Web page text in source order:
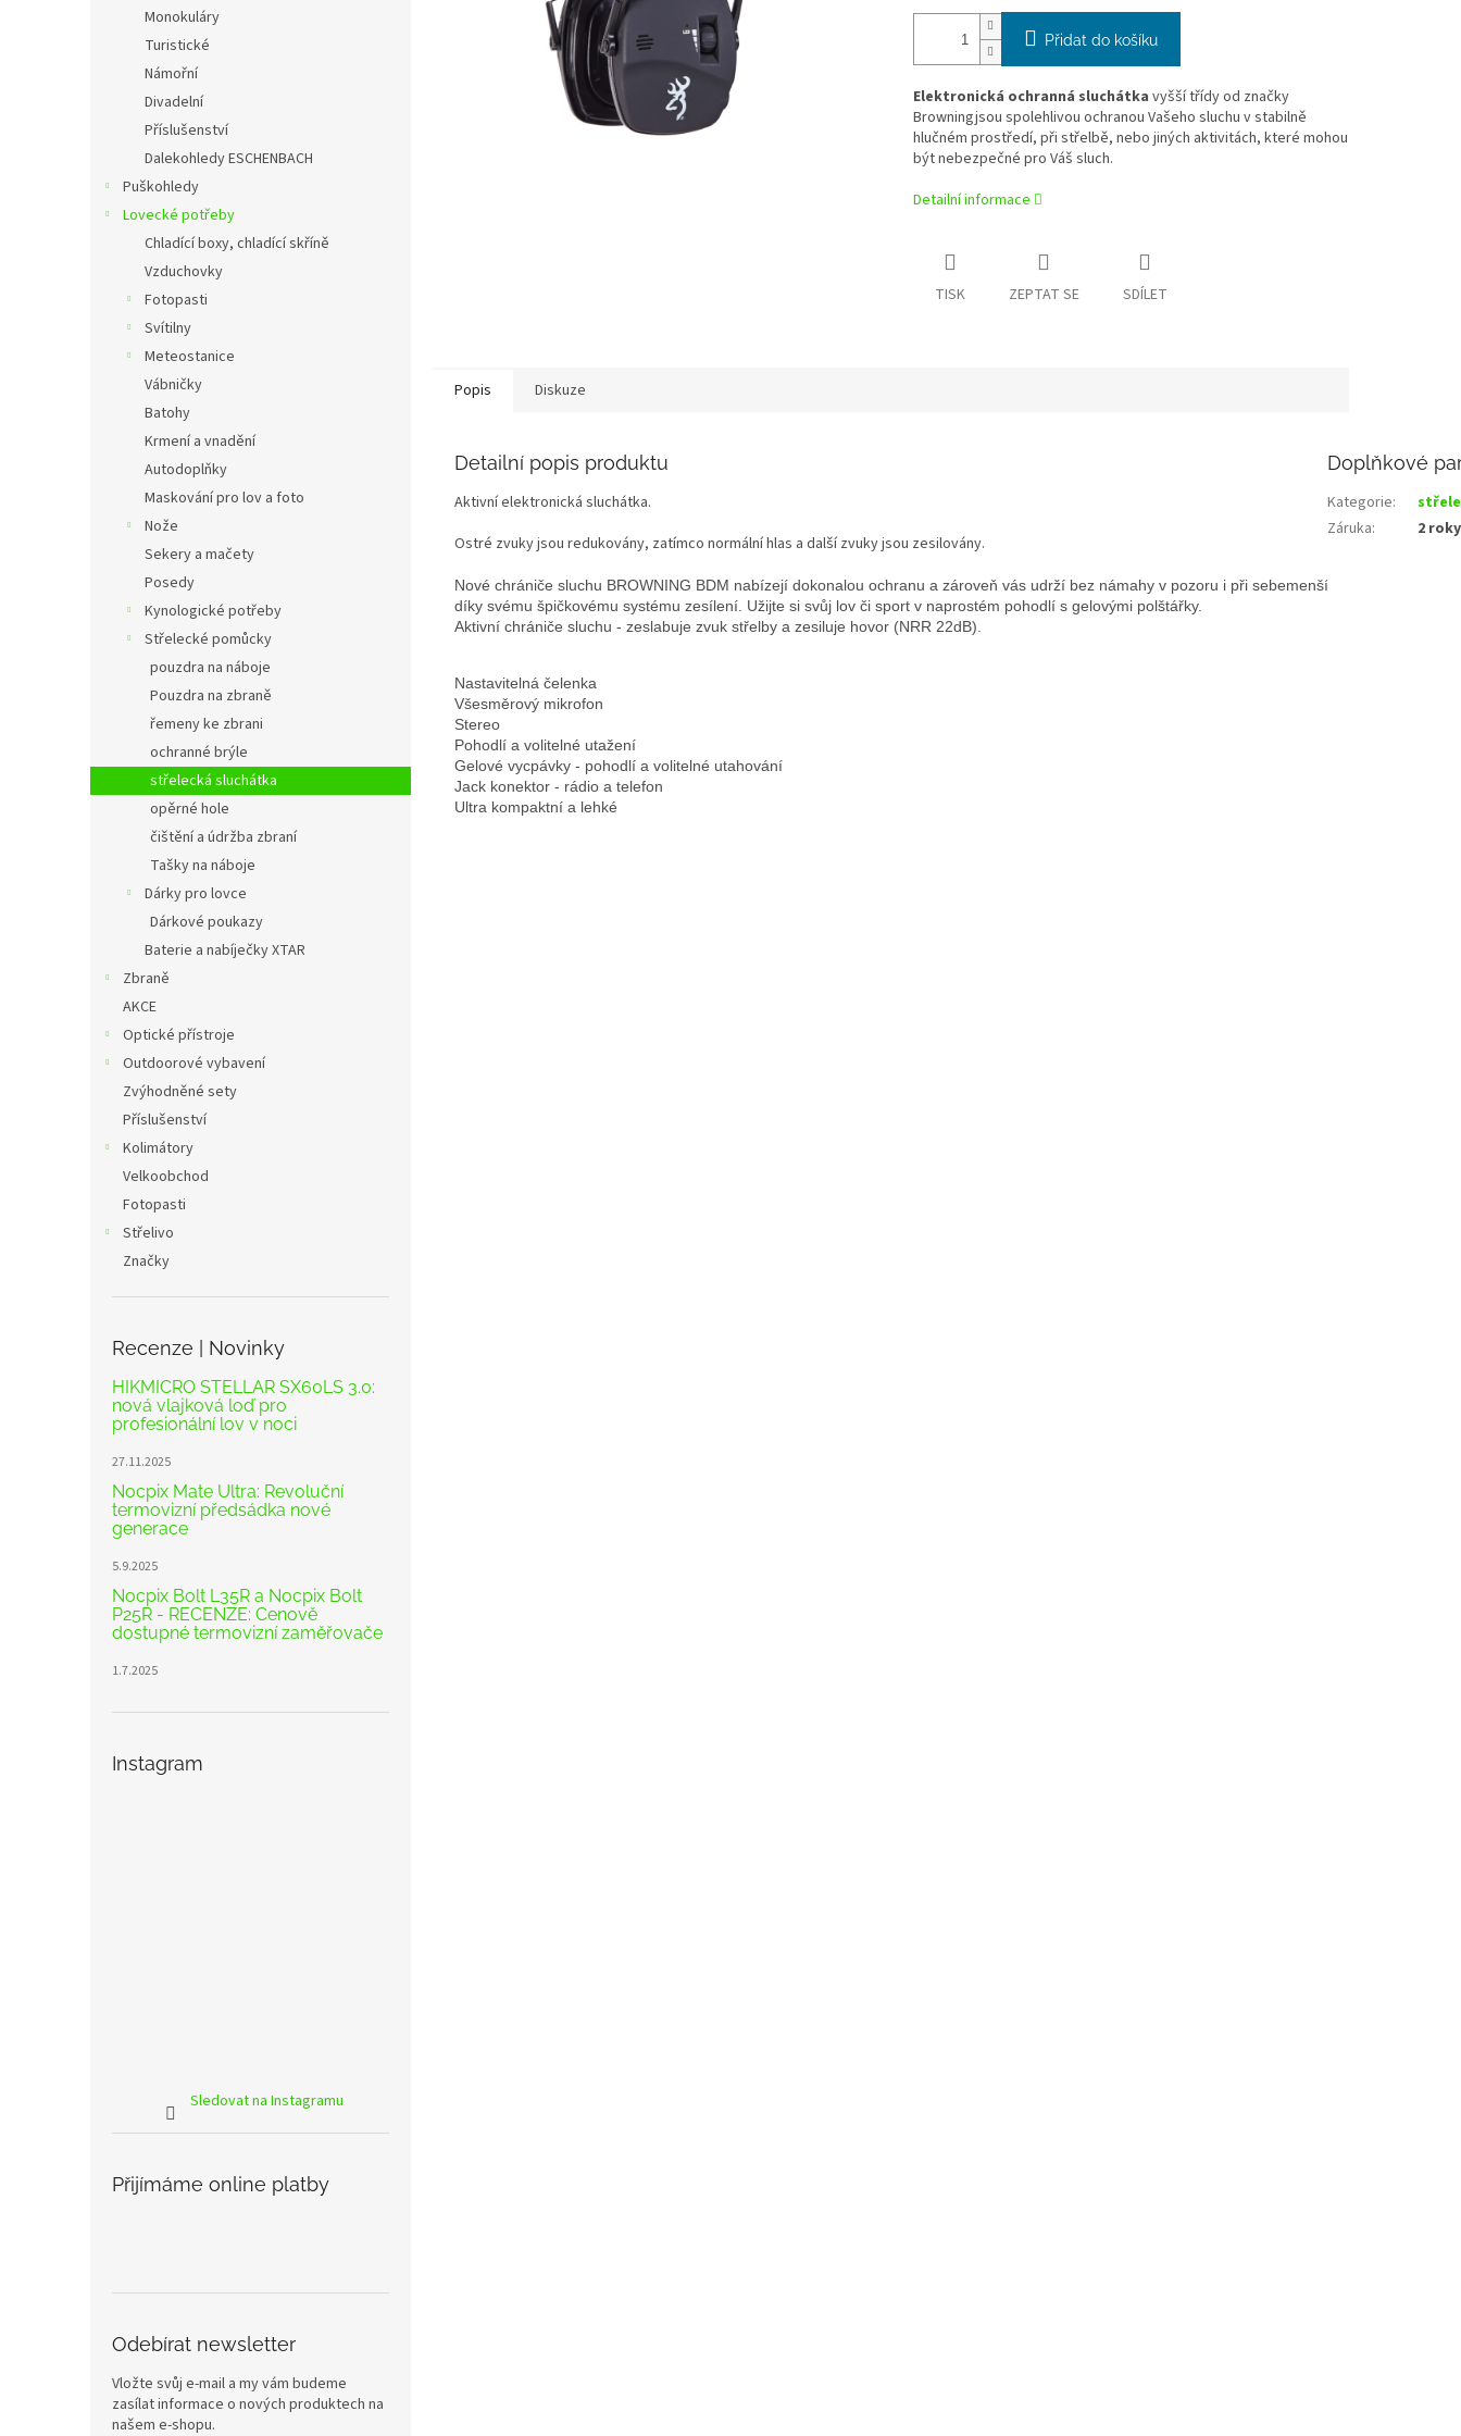
Monokuláry
Turistické
Námořní
Divadelní
Příslušenství
Dalekohledy ESCHENBACH
Puškohledy
Lovecké potřeby
Chladící boxy, chladící skříně
Vzduchovky
Fotopasti
Svítilny
Meteostanice
Vábničky
Batohy
Krmení a vnadění
Autodoplňky
Maskování pro lov a foto
Nože
Sekery a mačety
Posedy
Kynologické potřeby
Střelecké pomůcky
pouzdra na náboje
Pouzdra na zbraně
řemeny ke zbrani
ochranné brýle
střelecká sluchátka
opěrné hole
čištění a údržba zbraní
Tašky na náboje
Dárky pro lovce
Dárkové poukazy
Baterie a nabíječky XTAR
Zbraně
AKCE
Optické přístroje
Outdoorové vybavení
Zvýhodněné sety
Příslušenství
Kolimátory
Velkoobchod
Fotopasti
Střelivo
Značky
Recenze | Novinky
HIKMICRO STELLAR SX60LS 3.0:
nová vlajková loď pro
profesionální lov v noci
27.11.2025
Nocpix Mate Ultra: Revoluční
termovizní předsádka nové
generace
5.9.2025
Nocpix Bolt L35R a Nocpix Bolt
P25R - RECENZE: Cenově
dostupné termovizní zaměřovače
1.7.2025
Instagram
Sledovat na Instagramu
Přijímáme online platby
Odebírat newsletter
Vložte svůj e-mail a my vám budeme
zasílat informace o nových produktech na
našem e-shopu.
Přidat do košíku
Elektronická ochranná sluchátka vyšší třídy od značky
Browningjsou spolehlivou ochranou Vašeho sluchu v stabilně
hlučném prostředí, při střelbě, nebo jiných aktivitách, které mohou
být nebezpečné pro Váš sluch.
Detailní informace
TISK ZEPTAT SE SDÍLET
Popis Diskuze
Detailní popis produktu
Aktivní elektronická sluchátka.
Ostré zvuky jsou redukovány, zatímco normální hlas a další zvuky jsou zesilovány.
Nové chrániče sluchu BROWNING BDM nabízejí dokonalou ochranu a zároveň vás udrží bez námahy v pozoru i při sebemenším okolním zvuku,
díky svému špičkovému systému zesílení. Užijte si svůj lov či sport v naprostém pohodlí s gelovými polštářky.
Aktivní chrániče sluchu - zeslabuje zvuk střelby a zesiluje hovor (NRR 22dB).
Nastavitelná čelenka
Všesměrový mikrofon
Stereo
Pohodlí a volitelné utažení
Gelové vycpávky - pohodlí a volitelné utahování
Jack konektor - rádio a telefon
Ultra kompaktní a lehké
Doplňkové
Kategorie:
Záruka: 2 roky